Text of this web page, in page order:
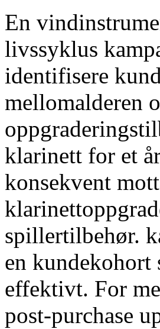
En
livssyklus
identifisere
mellomalderen
klarinett for et
konsekvent
spillertilbehør.
en
effektivt. For
post-purchase